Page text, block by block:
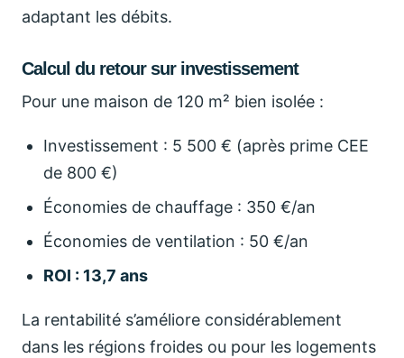
adaptant les débits.
Calcul du retour sur investissement
Pour une maison de 120 m² bien isolée :
Investissement : 5 500 € (après prime CEE
de 800 €)
Économies de chauffage : 350 €/an
Économies de ventilation : 50 €/an
ROI : 13,7 ans
La rentabilité s’améliore considérablement
dans les régions froides ou pour les logements